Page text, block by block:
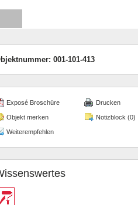
001-101-413
Exposé Broschüre Drucken
Objekt merken Notizblock (0)
Weiterempfehlen